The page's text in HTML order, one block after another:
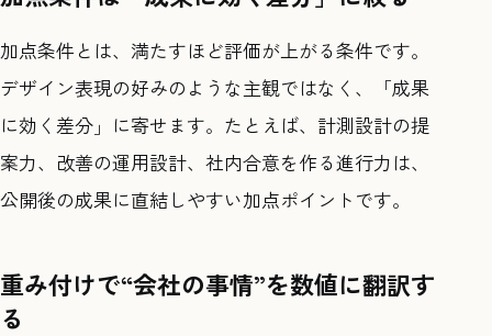
加点条件とは、満たすほど評価が上がる条件です。
デザイン表現の好みのような主観ではなく、「成果
に効く差分」に寄せます。たとえば、計測設計の提
案力、改善の運用設計、社内合意を作る進行力は、
公開後の成果に直結しやすい加点ポイントです。
重み付けで“会社の事情”を数値に翻訳す
る